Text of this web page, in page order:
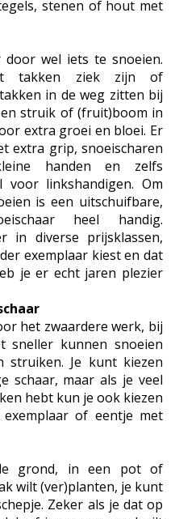
stenen of hout met
wel iets te snoeien.
takken ziek zijn of
in de weg zitten bij
struik of (fruit)boom in
extra groei en bloei. Er
extra grip, snoeischaren
handen en zelfs
voor linkshandigen. Om
is een uitschuifbare,
heel handig.
in diverse prijsklassen,
exemplaar kiest en dat
je er echt jaren plezier
het zwaardere werk, bij
sneller kunnen snoeien
struiken. Je kunt kiezen
schaar, maar als je veel
hebt kun je ook kiezen
of eentje met
grond, in een pot of
wilt (ver)planten, je kunt
Zeker als je dat op